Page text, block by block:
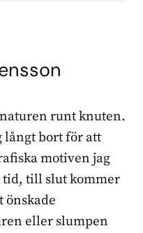
runt knuten.
långt bort för att
motiven jag
tid, till slut kommer
önskade
eller slumpen